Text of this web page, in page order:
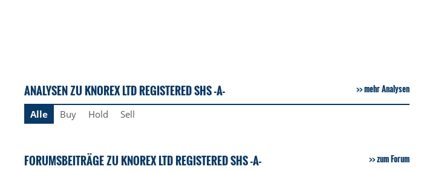
ANALYSEN ZU KNOREX LTD REGISTERED SHS -A- mehr Analysen
Alle Buy Hold Sell
FORUMSBEITRÄGE ZU KNOREX LTD REGISTERED SHS -A- zum Forum